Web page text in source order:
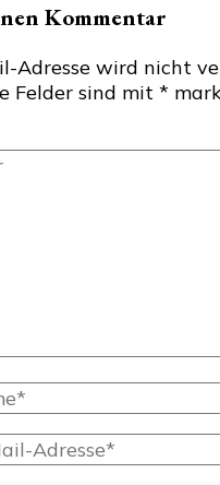
Kommentar
Adresse wird nicht
Felder sind mit *